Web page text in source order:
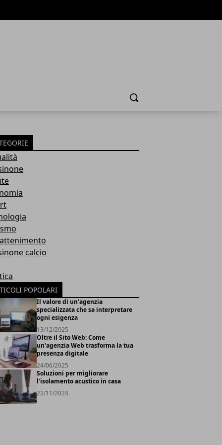
Cerca
calcio
POPOLARI
Il valore di un’agenzia
specializzata che sa interpretare
ogni esigenza
13/12/2025
Oltre il Sito Web: Come
un'agenzia Web trasforma la tua
presenza digitale
24/06/2025
Soluzioni per migliorare
l’isolamento acustico in casa
22/11/2024